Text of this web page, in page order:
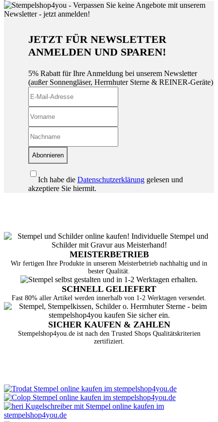
JETZT FÜR NEWSLETTER
ANMELDEN UND SPAREN!
5% Rabatt für Ihre Anmeldung bei unserem Newsletter
(außer Sonnengläser, Herrnhuter Sterne & REINER-Geräte)
Abonnieren
Ich habe die Datenschutzerklärung gelesen und
akzeptiere Sie hiermit.
MEISTERBETRIEB
Wir fertigen Ihre Produkte in unserem Meisterbetrieb nachhaltig und in
bester Qualität.
SCHNELL GELIEFERT
Fast 80% aller Artikel werden innerhalb von 1-2 Werktagen versendet.
SICHER KAUFEN & ZAHLEN
Stempelshop4you.de ist nach den Trusted Shops Qualitätskriterien
zertifiziert.